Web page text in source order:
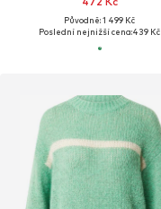
Původně: 1 499 Kč
Poslední nejnižší cena:439 Kč